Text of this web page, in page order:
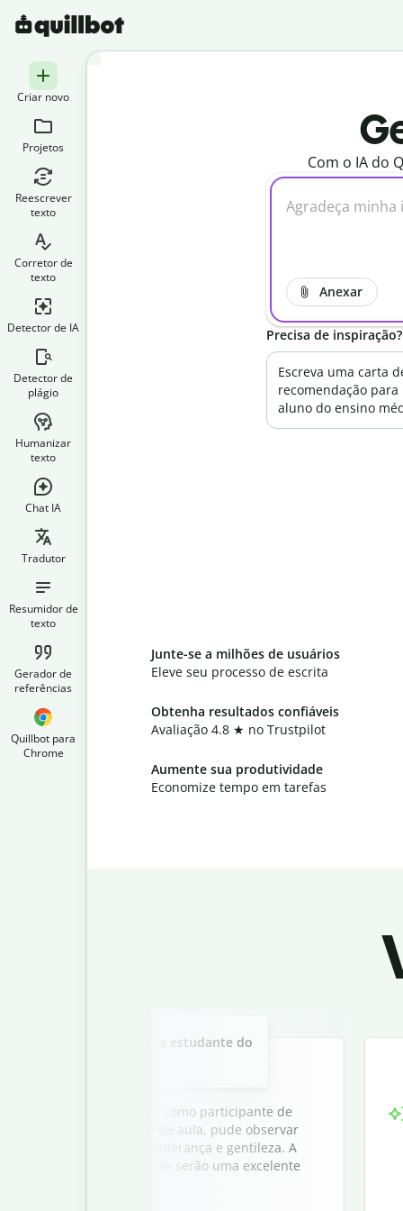
Criar novo
Projetos
Reescrever
texto
Corretor de
texto
Detector de IA
Detector de
plágio
Humanizar
texto
Chat IA
Tradutor
Resumidor de
texto
Gerador de
referências
Quillbot para
Chrome
Com o IA do
Anexar
Precisa de
Escreva uma carta
recomendação para
aluno do ensino
Junte-se a milhões de usuários
Eleve seu processo de escrita
Obtenha resultados confiáveis
Avaliação 4.8 ★ no Trustpilot
Aumente sua produtividade
Economize tempo em tarefas
recomendação para um/a estudante do
[Nome do/a estudante] como participante de
anos em minha sala de aula, pude observar
excelência acadêmica, liderança e gentileza. A
a estudante] certamente serão uma excelente